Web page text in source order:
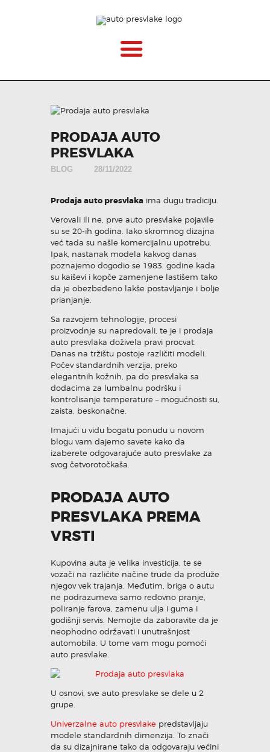
CENOVNIK
VELIČINE
KAKO MONTIRATI?
GALERIJA
BLOG
KONTAKT
Pozovi odmah
PRODAJA AUTO
PRESVLAKA
BLOG 28/11/2022
Prodaja auto presvlaka ima dugu tradiciju.
Verovali ili ne, prve auto presvlake pojavile
su se 20-ih godina. Iako skromnog dizajna
već tada su našle komercijalnu upotrebu.
Ipak, nastanak modela kakvog danas
poznajemo dogodio se 1983. godine kada
su kaiševi i kopče zamenjene lastišem tako
da je obezbeđeno lakše postavljanje i bolje
prianjanje.
Sa razvojem tehnologije, procesi
proizvodnje su napredovali, te je i prodaja
auto presvlaka doživela pravi procvat.
Danas na tržištu postoje različiti modeli.
Počev standardnih verzija, preko
elegantnih kožnih, pa do presvlaka sa
dodacima za lumbalnu podršku i
kontrolisanje temperature – mogućnosti su,
zaista, beskonačne.
Imajući u vidu bogatu ponudu u novom
blogu vam dajemo savete kako da
izaberete odgovarajuće auto presvlake za
svog četvorotočkaša.
PRODAJA AUTO
PRESVLAKA PREMA
VRSTI
Kupovina auta je velika investicija, te se
vozači na različite načine trude da produže
njegov vek trajanja. Međutim, briga o autu
ne podrazumeva samo redovno pranje,
poliranje farova, zamenu ulja i guma i
godišnji servis. Nemojte da zaboravite da je
neophodno održavati i unutrašnjost
automobila. U tome vam mogu pomoći
auto presvlake.
U osnovi, sve auto presvlake se dele u 2
grupe.
Univerzalne auto presvlake predstavljaju
modele standardnih dimenzija. To znači
da su dizajnirane tako da odgovaraju većini